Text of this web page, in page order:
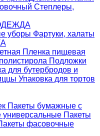
Степлеры,
уборы Фартуки, халаты
Пленка пищевая
Подложки
для бутербродов и
Упаковка для тортов
Пакеты бумажные с
Пакеты
фасовочные